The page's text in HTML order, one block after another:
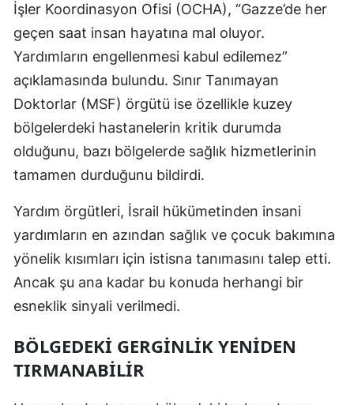
İşler Koordinasyon Ofisi (OCHA), “Gazze’de her
geçen saat insan hayatına mal oluyor.
Yardımların engellenmesi kabul edilemez”
açıklamasında bulundu. Sınır Tanımayan
Doktorlar (MSF) örgütü ise özellikle kuzey
bölgelerdeki hastanelerin kritik durumda
olduğunu, bazı bölgelerde sağlık hizmetlerinin
tamamen durduğunu bildirdi.
Yardım örgütleri, İsrail hükümetinden insani
yardımların en azından sağlık ve çocuk bakımına
yönelik kısımları için istisna tanımasını talep etti.
Ancak şu ana kadar bu konuda herhangi bir
esneklik sinyali verilmedi.
BÖLGEDEKI GERGINLIK YENIDEN
TIRMANABILIR